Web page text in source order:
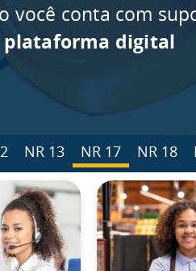
você conta com
plataforma digital
NR 13 NR 17 NR 18